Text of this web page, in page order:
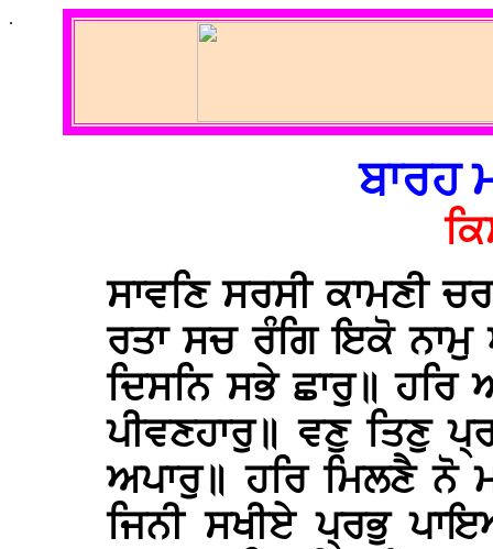
.
ਬਾਰਹ
ਸਾਵਣਿ ਸਰਸੀ ਕਾਮਣੀ
ਰਤਾ ਸਚ ਰੰਗਿ ਇਕੋ
ਦਿਸਨਿ ਸਭੇ ਛਾਰੁ॥ ਹਰਿ
ਪੀਵਣਹਾਰੁ॥ ਵਣੁ ਤਿਣੁ
ਅਪਾਰੁ॥ ਹਰਿ ਮਿਲਣੈ ਨੋ
ਜਿਨੀ ਸਖੀਏ ਪ੍ਰਭੁ